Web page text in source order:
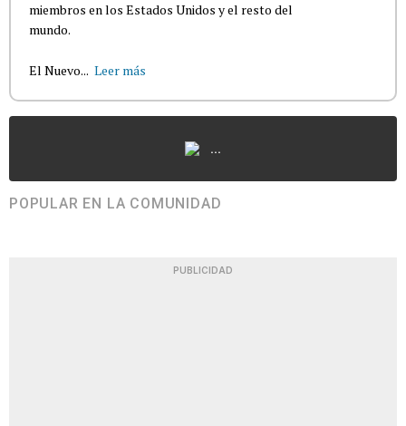
miembros en los Estados Unidos y el resto del
mundo.
El Nuevo... Leer más
...
POPULAR EN LA COMUNIDAD
PUBLICIDAD